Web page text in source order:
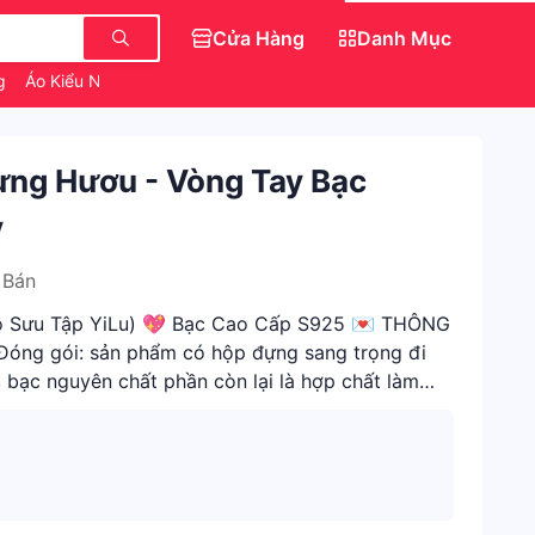
Áo Kiểu Nữ
Cửa Hàng Danh Mục
Hươu - Vòng Tay Bạc
Tập YiLu) 💖 Bạc Cao Cấp S925 💌 THÔNG
gói: sản phẩm có hộp đựng sang trọng đi
nguyên chất phần còn lại là hợp chất làm